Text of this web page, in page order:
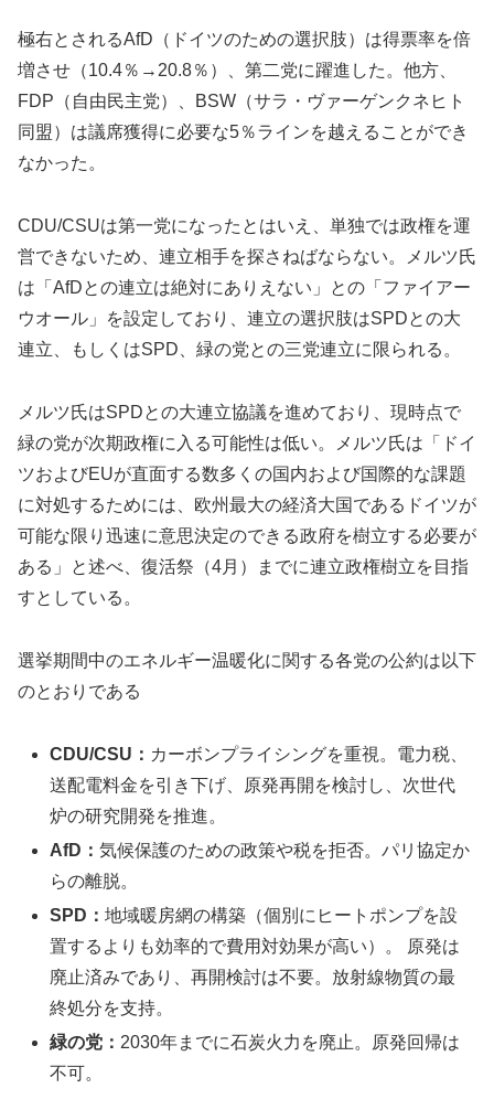
極右とされるAfD（ドイツのための選択肢）は得票率を倍
増させ（10.4％→20.8％）、第二党に躍進した。他方、
FDP（自由民主党）、BSW（サラ・ヴァーゲンクネヒト
同盟）は議席獲得に必要な5％ラインを越えることができ
なかった。
CDU/CSUは第一党になったとはいえ、単独では政権を運
営できないため、連立相手を探さねばならない。メルツ氏
は「AfDとの連立は絶対にありえない」との「ファイアー
ウオール」を設定しており、連立の選択肢はSPDとの大
連立、もしくはSPD、緑の党との三党連立に限られる。
メルツ氏はSPDとの大連立協議を進めており、現時点で
緑の党が次期政権に入る可能性は低い。メルツ氏は「ドイ
ツおよびEUが直面する数多くの国内および国際的な課題
に対処するためには、欧州最大の経済大国であるドイツが
可能な限り迅速に意思決定のできる政府を樹立する必要が
ある」と述べ、復活祭（4月）までに連立政権樹立を目指
すとしている。
選挙期間中のエネルギー温暖化に関する各党の公約は以下
のとおりである
CDU/CSU： カーボンプライシングを重視。電力税、
送配電料金を引き下げ、原発再開を検討し、次世代
炉の研究開発を推進。
AfD：気候保護のための政策や税を拒否。パリ協定か
らの離脱。
SPD：地域暖房網の構築（個別にヒートポンプを設
置するよりも効率的で費用対効果が高い）。 原発は
廃止済みであり、再開検討は不要。放射線物質の最
終処分を支持。
緑の党： 2030年までに石炭火力を廃止。原発回帰は
不可。